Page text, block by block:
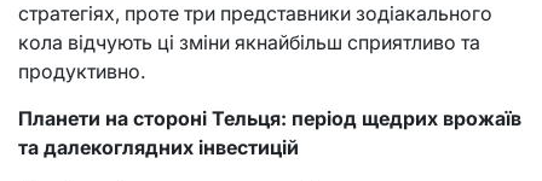
стратегіях, проте три представники зодіакального
кола відчують ці зміни якнайбільш сприятливо та
продуктивно.
Планети на стороні Тельця: період щедрих врожаїв
та далекоглядних інвестицій